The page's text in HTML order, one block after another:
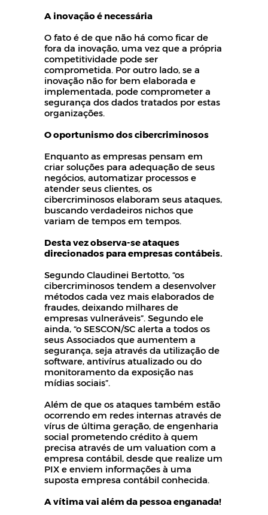
A inovação é necessária
O fato é de que não há como ficar de
fora da inovação, uma vez que a própria
competitividade pode ser
comprometida. Por outro lado, se a
inovação não for bem elaborada e
implementada, pode comprometer a
segurança dos dados tratados por estas
organizações.
O oportunismo dos cibercriminosos
Enquanto as empresas pensam em
criar soluções para adequação de seus
negócios, automatizar processos e
atender seus clientes, os
cibercriminosos elaboram seus ataques,
buscando verdadeiros nichos que
variam de tempos em tempos.
Desta vez observa-se ataques
direcionados para empresas contábeis.
Segundo Claudinei Bertotto, “os
cibercriminosos tendem a desenvolver
métodos cada vez mais elaborados de
fraudes, deixando milhares de
empresas vulneráveis”. Segundo ele
ainda, “o SESCON/SC alerta a todos os
seus Associados que aumentem a
segurança, seja através da utilização de
software, antivírus atualizado ou do
monitoramento da exposição nas
mídias sociais”.
Além de que os ataques também estão
ocorrendo em redes internas através de
vírus de última geração, de engenharia
social prometendo crédito à quem
precisa através de um valuation com a
empresa contábil, desde que realize um
PIX e enviem informações à uma
suposta empresa contábil conhecida.
A vítima vai além da pessoa enganada!